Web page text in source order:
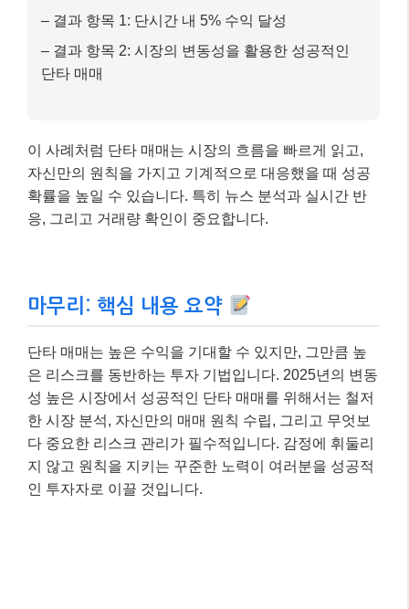
– 결과 항목 1: 단시간 내 5% 수익 달성
– 결과 항목 2: 시장의 변동성을 활용한 성공적인
단타 매매
이 사례처럼 단타 매매는 시장의 흐름을 빠르게 읽고,
자신만의 원칙을 가지고 기계적으로 대응했을 때 성공
확률을 높일 수 있습니다. 특히 뉴스 분석과 실시간 반
응, 그리고 거래량 확인이 중요합니다.
마무리: 핵심 내용 요약
단타 매매는 높은 수익을 기대할 수 있지만, 그만큼 높
은 리스크를 동반하는 투자 기법입니다. 2025년의 변동
성 높은 시장에서 성공적인 단타 매매를 위해서는 철저
한 시장 분석, 자신만의 매매 원칙 수립, 그리고 무엇보
다 중요한 리스크 관리가 필수적입니다. 감정에 휘둘리
지 않고 원칙을 지키는 꾸준한 노력이 여러분을 성공적
인 투자자로 이끌 것입니다.